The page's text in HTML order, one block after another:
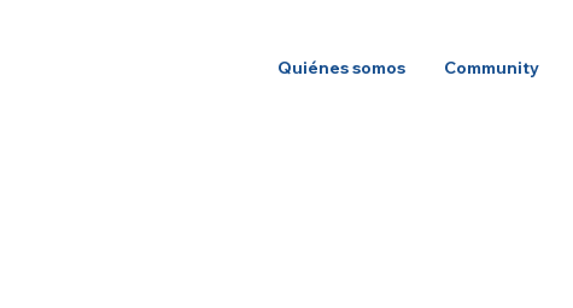
Quiénes somos Community